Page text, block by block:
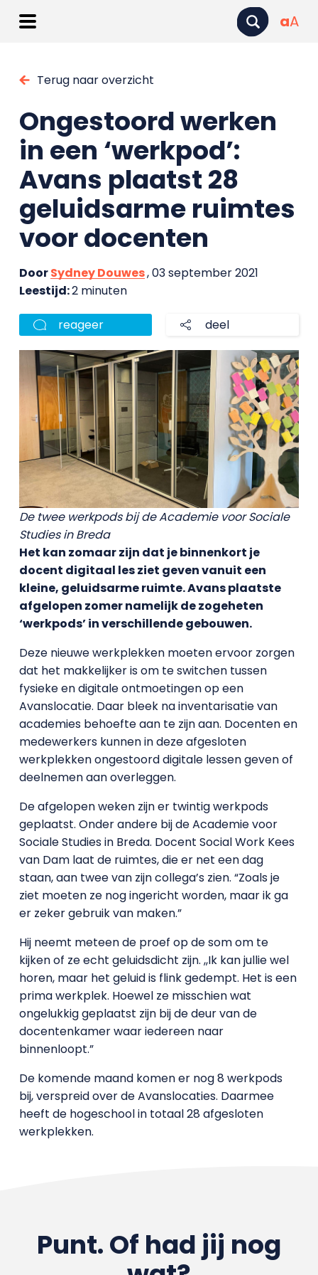
aA
Terug naar overzicht
Ongestoord werken
in een ‘werkpod’:
Avans plaatst 28
geluidsarme ruimtes
voor docenten
DoorSydney Douwes, 03 september 2021
Leestijd:2 minuten
reageer deel
De twee werkpods bij de Academie voor Sociale
Studies in Breda
Het kan zomaar zijn dat je binnenkort je
docent digitaal les ziet geven vanuit een
kleine, geluidsarme ruimte. Avans plaatste
afgelopen zomer namelijk de zogeheten
‘werkpods’ in verschillende gebouwen.
Deze nieuwe werkplekken moeten ervoor zorgen
dat het makkelijker is om te switchen tussen
fysieke en digitale ontmoetingen op een
Avanslocatie. Daar bleek na inventarisatie van
academies behoefte aan te zijn aan. Docenten en
medewerkers kunnen in deze afgesloten
werkplekken ongestoord digitale lessen geven of
deelnemen aan overleggen.
De afgelopen weken zijn er twintig werkpods
geplaatst. Onder andere bij de Academie voor
Sociale Studies in Breda. Docent Social Work Kees
van Dam laat de ruimtes, die er net een dag
staan, aan twee van zijn collega’s zien. “Zoals je
ziet moeten ze nog ingericht worden, maar ik ga
er zeker gebruik van maken.”
Hij neemt meteen de proef op de som om te
kijken of ze echt geluidsdicht zijn. ,,Ik kan jullie wel
horen, maar het geluid is flink gedempt. Het is een
prima werkplek. Hoewel ze misschien wat
ongelukkig geplaatst zijn bij de deur van de
docentenkamer waar iedereen naar
binnenloopt.”
De komende maand komen er nog 8 werkpods
bij, verspreid over de Avanslocaties. Daarmee
heeft de hogeschool in totaal 28 afgesloten
werkplekken.
Punt. Of had jij nog